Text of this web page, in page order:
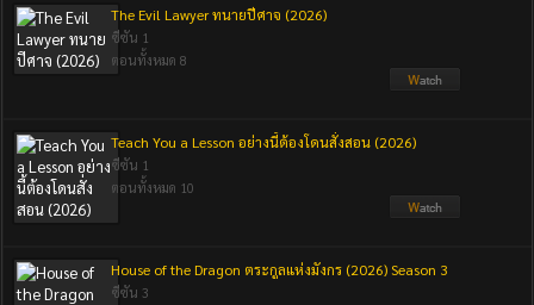
The Evil Lawyer ทนายปีศาจ (2026)
ซีซัน 1
ตอนทั้งหมด 8
Teach You a Lesson อย่างนี้ต้องโดนสั่งสอน (2026)
ซีซัน 1
ตอนทั้งหมด 10
House of the Dragon ตระกูลแห่งมังกร (2026) Season 3
ซีซัน 3